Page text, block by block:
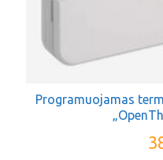
Programuojamas